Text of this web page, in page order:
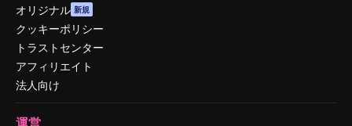
オリジナル 新規
クッキーポリシー
トラストセンター
アフィリエイト
法人向け
運営